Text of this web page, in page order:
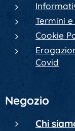
Termini
Cookie
Covid
Negozio
Chi